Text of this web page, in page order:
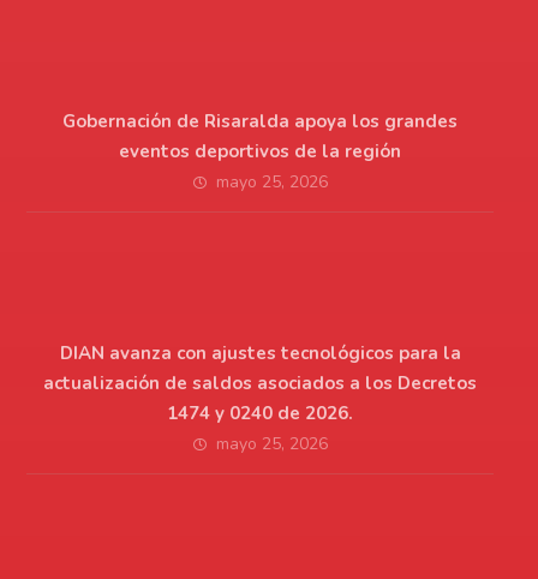
Gobernación de Risaralda apoya los grandes
eventos deportivos de la región
mayo 25, 2026
DIAN avanza con ajustes tecnológicos para la
actualización de saldos asociados a los Decretos
1474 y 0240 de 2026.
mayo 25, 2026